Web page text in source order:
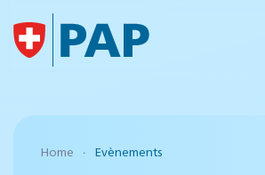
Accéder au contenu principal
Home Evènements